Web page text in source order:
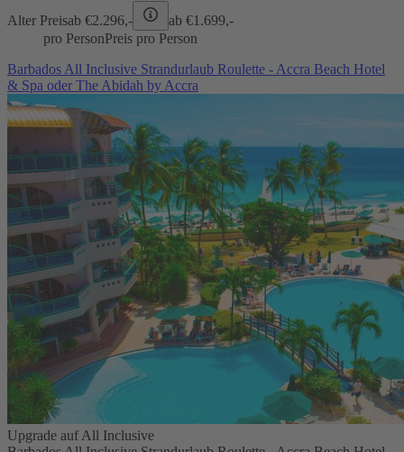
Alter Preisab €2.296,- ab €1.699,-
pro PersonPreis pro Person
Barbados All Inclusive Strandurlaub Roulette - Accra Beach Hotel
& Spa oder The Abidah by Accra
Upgrade auf All Inclusive